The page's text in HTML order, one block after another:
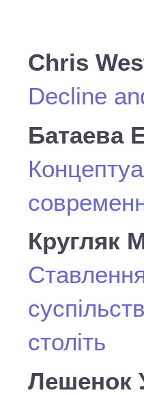
Chris
Decline
Батаева
Кругляк
століть
Лешенок